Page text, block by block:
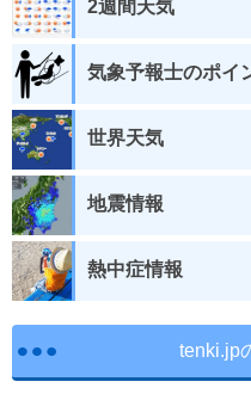
2週間天気
気象予報士のポイ
世界天気
地震情報
熱中症情報
tenki.jp